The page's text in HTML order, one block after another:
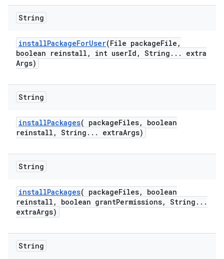
String
installPackageForUser(File packageFile ,
boolean reinstall , int userId , String . . .
extra
Args)
String
installPackages( packageFiles,
boolean
reinstall , String . . . extraArgs)
String
installPackages( packageFiles,
boolean
reinstall , boolean grantPermissions, String . . .
extraArgs)
String